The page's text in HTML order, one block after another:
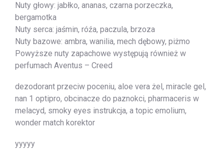
Nuty głowy: jabłko, ananas, czarna porzeczka,
bergamotka
Nuty serca: jaśmin, róźa, paczula, brzoza
Nuty bazowe: ambra, wanilia, mech dębowy, piżmo
Powyższe nuty zapachowe występują również w
perfumach Aventus – Creed
dezodorant przeciw poceniu, aloe vera żel, miracle gel,
nan 1 optipro, obcinacze do paznokci, pharmaceris w
melacyd, smoky eyes instrukcja, a topic emolium,
wonder match korektor
yyyyy